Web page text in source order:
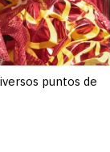
puntos de